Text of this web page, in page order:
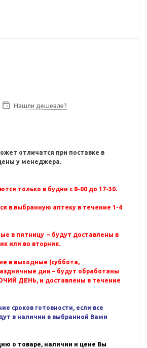
Нашли дешевле?
отличатся при поставке в
у менеджера.
только в будни с 8-00 до 17-30.
в выбранную аптеку в течение 1-4
в пятницу – будут доставлены в
или во вторник.
в выходные (суббота,
дни – будут обработаны
ДЕНЬ, и доставлены в течение
сроков готовности, если все
в наличии в выбранной Вами
о товаре, наличии и цене Вы